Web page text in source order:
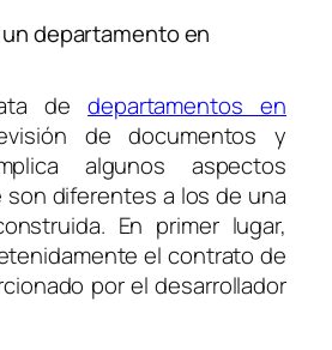
departamento en
dedepartamentos en
de documentos y
algunos aspectos
diferentes a los de una
En primer lugar,
el contrato de
por el desarrollador